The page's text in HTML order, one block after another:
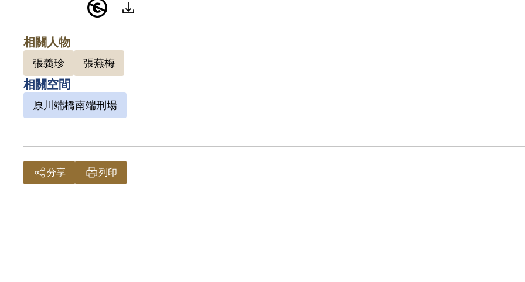
後，都將日進春供出，後者乃於1951年12月被捕，先後送
只要承認參加，「可辦自新手續馬上開釋」，日進春信以為
相關人物
張義珍 張燕梅
相關空間
原川端橋南端刑場
分享 列印